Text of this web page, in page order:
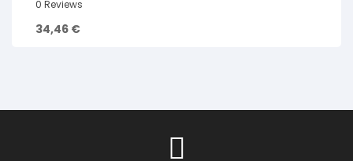
0 Reviews
34,46 €